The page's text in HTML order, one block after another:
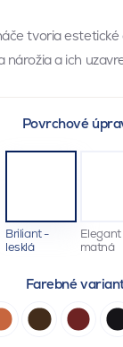
tvoria estetické
nárožia a ich
Povrchové
Briliant -
lesklá
matná
Farebné